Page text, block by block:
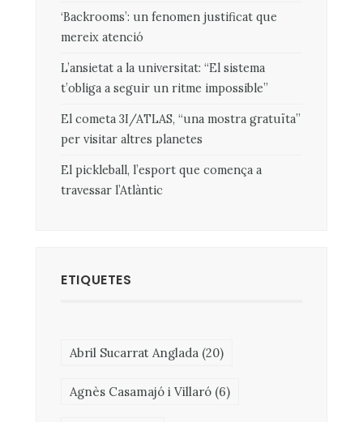
‘Backrooms’: un fenomen justificat que
mereix atenció
L’ansietat a la universitat: “El sistema
t’obliga a seguir un ritme impossible”
El cometa 3I/ATLAS, “una mostra gratuïta”
per visitar altres planetes
El pickleball, l’esport que comença a
travessar l’Atlàntic
ETIQUETES
Abril Sucarrat Anglada (20)
Agnès Casamajó i Villaró (6)